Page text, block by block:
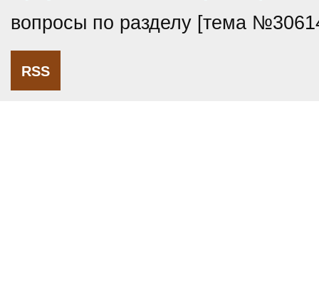
вопросы по разделу [тема
RSS